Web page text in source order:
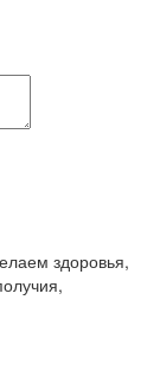
здоровья,